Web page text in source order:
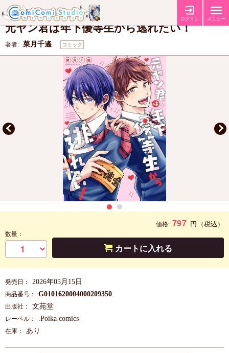
ログイン メニュー
特典 【コミコミ特典4Pリーフレット】
元ヤン君は年下優等生から逃れたい！
著者: 菜月千遙 コミック
価格: 797 円 （税込）
数量：
カートに入れる
発売日： 2026年05月15日
商品番号： G0101620004000209350
出版社： 文苑堂
レーベル： .Poika comics
在庫： あり